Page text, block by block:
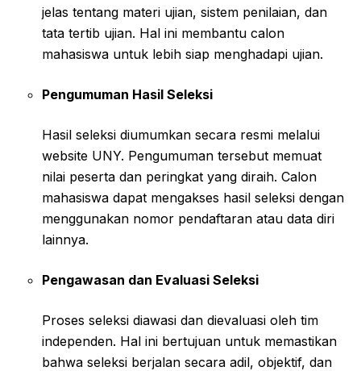
jelas tentang materi ujian, sistem penilaian, dan
tata tertib ujian. Hal ini membantu calon
mahasiswa untuk lebih siap menghadapi ujian.
Pengumuman Hasil Seleksi
Hasil seleksi diumumkan secara resmi melalui
website UNY. Pengumuman tersebut memuat
nilai peserta dan peringkat yang diraih. Calon
mahasiswa dapat mengakses hasil seleksi dengan
menggunakan nomor pendaftaran atau data diri
lainnya.
Pengawasan dan Evaluasi Seleksi
Proses seleksi diawasi dan dievaluasi oleh tim
independen. Hal ini bertujuan untuk memastikan
bahwa seleksi berjalan secara adil, objektif, dan